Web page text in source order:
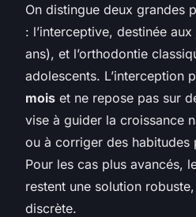
On distingue deux grandes
: l’interceptive, destinée
ans), et l’orthodontie
adolescents. L’interception
mois et ne repose pas sur
vise à guider la croissance
ou à corriger des habitudes
Pour les cas plus avancés,
restent une solution
discrète.